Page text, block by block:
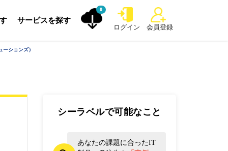
サービスを探す
0
ログイン 会員登録
ションズ）
シーラベルで可能なこと
あなたの課題に合ったIT